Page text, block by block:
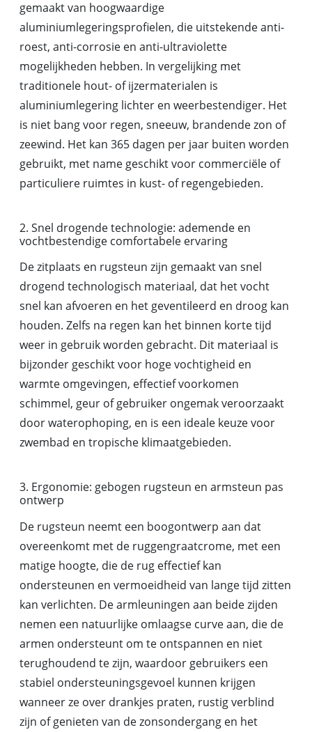
gemaakt van hoogwaardige
aluminiumlegeringsprofielen, die uitstekende anti-
roest, anti-corrosie en anti-ultraviolette
mogelijkheden hebben. In vergelijking met
traditionele hout- of ijzermaterialen is
aluminiumlegering lichter en weerbestendiger. Het
is niet bang voor regen, sneeuw, brandende zon of
zeewind. Het kan 365 dagen per jaar buiten worden
gebruikt, met name geschikt voor commerciële of
particuliere ruimtes in kust- of regengebieden.
2. Snel drogende technologie: ademende en
vochtbestendige comfortabele ervaring
De zitplaats en rugsteun zijn gemaakt van snel
drogend technologisch materiaal, dat het vocht
snel kan afvoeren en het geventileerd en droog kan
houden. Zelfs na regen kan het binnen korte tijd
weer in gebruik worden gebracht. Dit materiaal is
bijzonder geschikt voor hoge vochtigheid en
warmte omgevingen, effectief voorkomen
schimmel, geur of gebruiker ongemak veroorzaakt
door waterophoping, en is een ideale keuze voor
zwembad en tropische klimaatgebieden.
3. Ergonomie: gebogen rugsteun en armsteun pas
ontwerp
De rugsteun neemt een boogontwerp aan dat
overeenkomt met de ruggengraatcrome, met een
matige hoogte, die de rug effectief kan
ondersteunen en vermoeidheid van lange tijd zitten
kan verlichten. De armleuningen aan beide zijden
nemen een natuurlijke omlaagse curve aan, die de
armen ondersteunt om te ontspannen en niet
terughoudend te zijn, waardoor gebruikers een
stabiel ondersteuningsgevoel kunnen krijgen
wanneer ze over drankjes praten, rustig verblind
zijn of genieten van de zonsondergang en het